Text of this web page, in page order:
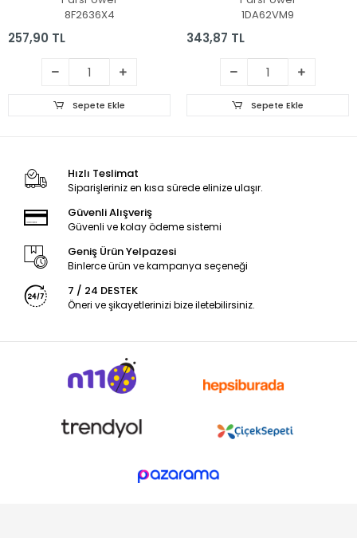
8F2636X4
257,90 TL
Sepete Ekle
Soketi - Dc Power Jack
1DA62VM9
343,87 TL
Sepete Ekle
Hızlı Teslimat
Siparişleriniz en kısa sürede elinize ulaşır.
Güvenli Alışveriş
Güvenli ve kolay ödeme sistemi
Geniş Ürün Yelpazesi
Binlerce ürün ve kampanya seçeneği
7 / 24 DESTEK
Öneri ve şikayetlerinizi bize iletebilirsiniz.